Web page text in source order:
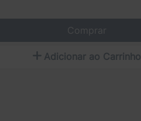
Comprar
Adicionar ao Carrinho